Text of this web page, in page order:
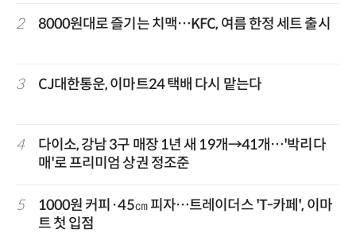
2 8000원대로 즐기는 치맥…KFC, 여름 한정 세트 출시
3 CJ대한통운, 이마트24 택배 다시 맡는다
4
다이소, 강남 3구 매장 1년 새 19개→41개…'박리다
매'로 프리미엄 상권 정조준
5
1000원 커피·45㎝ 피자…트레이더스 'T-카페', 이마
트 첫 입점